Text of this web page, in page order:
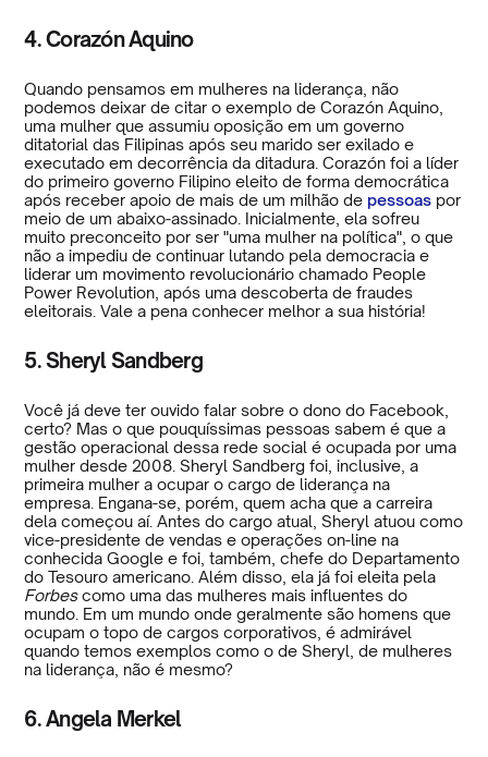
4. Corazón Aquino
Quando pensamos em mulheres na liderança, não
podemos deixar de citar o exemplo de Corazón Aquino,
uma mulher que assumiu oposição em um governo
ditatorial das Filipinas após seu marido ser exilado e
executado em decorrência da ditadura. Corazón foi a líder
do primeiro governo Filipino eleito de forma democrática
após receber apoio de mais de um milhão de pessoas por
meio de um abaixo-assinado. Inicialmente, ela sofreu
muito preconceito por ser "uma mulher na política", o que
não a impediu de continuar lutando pela democracia e
liderar um movimento revolucionário chamado People
Power Revolution, após uma descoberta de fraudes
eleitorais. Vale a pena conhecer melhor a sua história!
5. Sheryl Sandberg
Você já deve ter ouvido falar sobre o dono do Facebook,
certo? Mas o que pouquíssimas pessoas sabem é que a
gestão operacional dessa rede social é ocupada por uma
mulher desde 2008. Sheryl Sandberg foi, inclusive, a
primeira mulher a ocupar o cargo de liderança na
empresa. Engana-se, porém, quem acha que a carreira
dela começou aí. Antes do cargo atual, Sheryl atuou como
vice-presidente de vendas e operações on-line na
conhecida Google e foi, também, chefe do Departamento
do Tesouro americano. Além disso, ela já foi eleita pela
Forbescomo uma das mulheres mais influentes do
mundo. Em um mundo onde geralmente são homens que
ocupam o topo de cargos corporativos, é admirável
quando temos exemplos como o de Sheryl, de mulheres
na liderança, não é mesmo?
6. Angela Merkel